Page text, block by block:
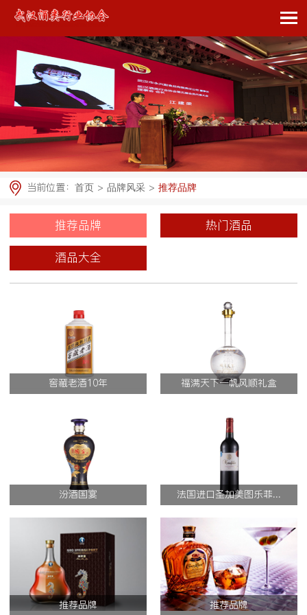
当前位置：首页 >品牌风采 >推荐品牌
推荐品牌
热门酒品
酒品大全
窖藏老酒10年 福满天下一帆风顺礼盒
汾酒国宴 法国进口圣加美图乐菲...
推荐品牌 推荐品牌